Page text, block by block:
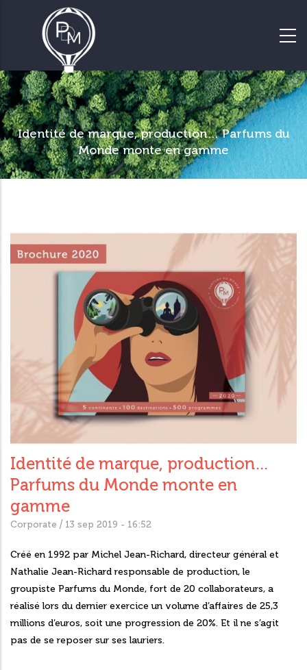
Identité de marque, production… Parfums du
Monde monte en gamme
groupes
Identité de marque, production…
Parfums du Monde monte en
gamme
Corporate / 13 sep 2019 - 16:52
Créé en 1992 par Michel Jean-Richard, directeur général et
Nathalie Jean-Richard responsable de production, le
groupiste Parfums du Monde, fort de 20 collaborateurs, a
réalisé lors du dernier exercice un volume d’affaires de 25,3
millions d’euros, soit une progression de 20%. Et il ne s’agit
pas de se reposer sur ses lauriers.